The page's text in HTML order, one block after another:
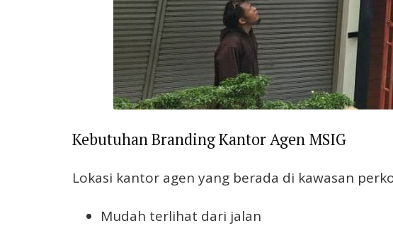
Kebutuhan Branding Kantor Agen MSIG
Lokasi kantor agen yang berada di kawasan
Mudah terlihat dari jalan